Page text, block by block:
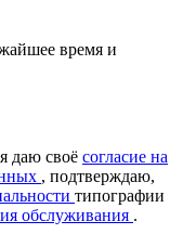
время и
даю своё согласие на
, подтверждаю,
типографии
обслуживания .